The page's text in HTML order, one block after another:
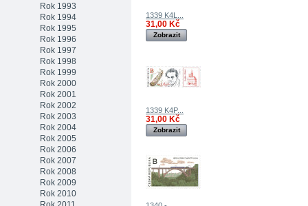
Rok 1993
Rok 1994
Rok 1995
Rok 1996
Rok 1997
Rok 1998
Rok 1999
Rok 2000
Rok 2001
Rok 2002
Rok 2003
Rok 2004
Rok 2005
Rok 2006
Rok 2007
Rok 2008
Rok 2009
Rok 2010
1339 K4L...
31,00 Kč
Zobrazit
1339 K4P...
31,00 Kč
Zobrazit